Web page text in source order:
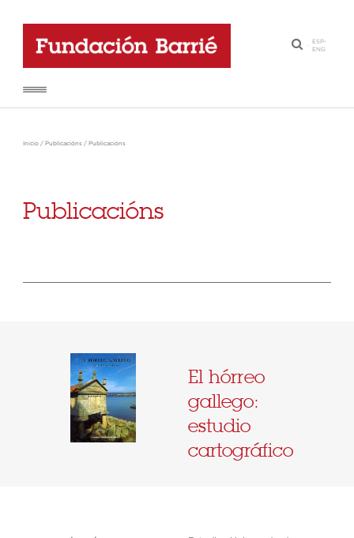
·
ESP-
ENG
Inicio / Publicacións / Publicacións
Publicacións
El hórreo
gallego:
estudio
cartográfico